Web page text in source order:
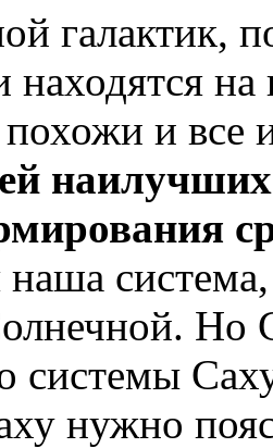
находятся
и все
наша
Но
системы
нужно